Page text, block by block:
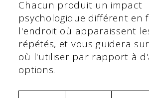
Chacun produit un impact
psychologique différent en
l'endroit où apparaissent
répétés, et vous guidera
où l'utiliser par rapport à
options.